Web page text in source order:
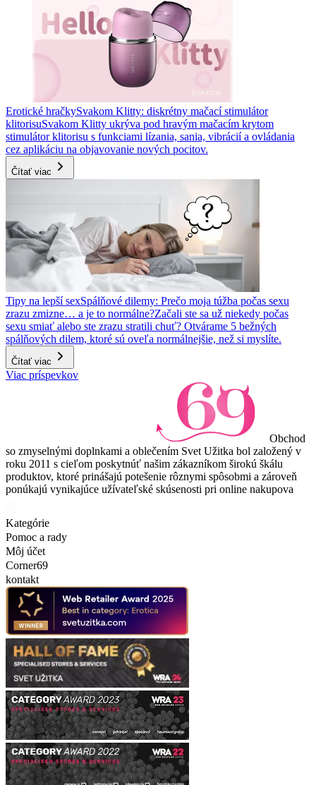
Erotické hračkySvakom Klitty: diskrétny mačací stimulátor
klitorisuSvakom Klitty ukrýva pod hravým mačacím krytom
stimulátor klitorisu s funkciami lízania, sania, vibrácií a ovládania
cez aplikáciu na objavovanie nových pocitov.
Čítať viac
Tipy na lepší sexSpálňové dilemy: Prečo moja túžba počas sexu
zrazu zmizne… a je to normálne?Začali ste sa už niekedy počas
sexu smiať alebo ste zrazu stratili chuť? Otvárame 5 bežných
spálňových dilem, ktoré sú oveľa normálnejšie, než si myslíte.
Čítať viac
Viac príspevkov
Obchod
so zmyselnými doplnkami a oblečením Svet Užitka bol založený v
roku 2011 s cieľom poskytnúť našim zákazníkom širokú škálu
produktov, ktoré prinášajú potešenie rôznymi spôsobmi a zároveň
ponúkajú vynikajúce užívateľské skúsenosti pri online nakupova
Kategórie
Pomoc a rady
Môj účet
Corner69
kontakt